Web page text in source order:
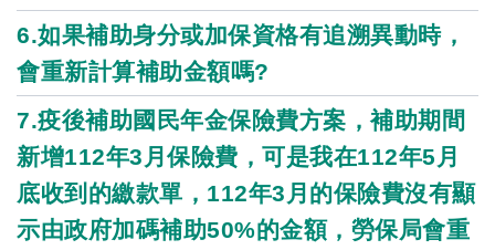
6.如果補助身分或加保資格有追溯異動時，
會重新計算補助金額嗎?
7.疫後補助國民年金保險費方案，補助期間
新增112年3月保險費，可是我在112年5月
底收到的繳款單，112年3月的保險費沒有顯
示由政府加碼補助50%的金額，勞保局會重